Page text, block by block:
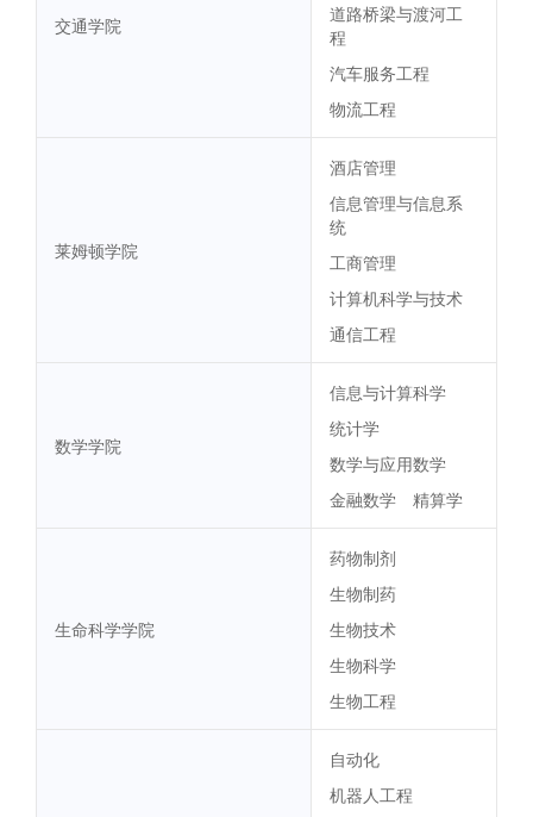
交通学院
道路桥梁与渡河工
程
汽车服务工程
物流工程
莱姆顿学院
酒店管理
信息管理与信息系
统
工商管理
计算机科学与技术
通信工程
数学学院
信息与计算科学
统计学
数学与应用数学
金融数学
精算学
生命科学学院
药物制剂
生物制药
生物技术
生物科学
生物工程
自动化
机器人工程